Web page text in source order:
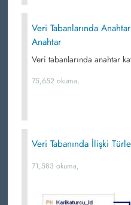
Veri Tabanlarında
Anahtar
Veri tabanlarında anahtar
75,652 okuma,
Veri Tabanında İlişki
71,583 okuma,